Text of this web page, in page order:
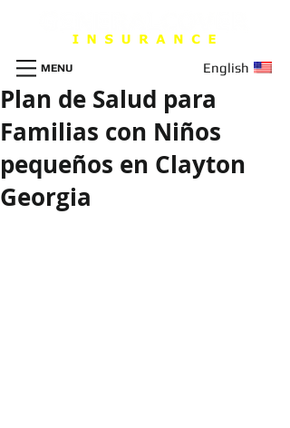
English
MENU
Plan de Salud para
Familias con Niños
pequeños en Clayton
Georgia